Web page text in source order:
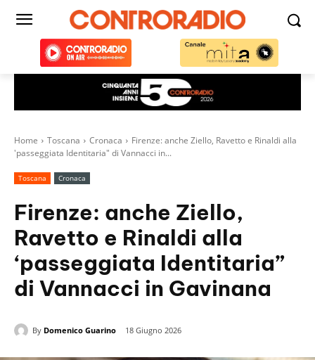
Home Toscana Cronaca
Firenze: anche Ziello, Ravetto e Rinaldi alla
'passeggiata Identitaria" di Vannacci in...
Toscana Cronaca
Firenze: anche Ziello,
Ravetto e Rinaldi alla
‘passeggiata Identitaria”
di Vannacci in Gavinana
By Domenico Guarino 18 Giugno 2026